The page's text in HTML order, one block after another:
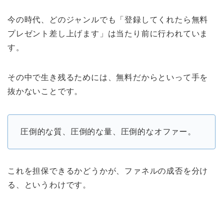
今の時代、どのジャンルでも「登録してくれたら無料
プレゼント差し上げます」は当たり前に行われていま
す。
その中で生き残るためには、無料だからといって手を
抜かないことです。
圧倒的な質、圧倒的な量、圧倒的なオファー。
これを担保できるかどうかが、ファネルの成否を分け
る、というわけです。